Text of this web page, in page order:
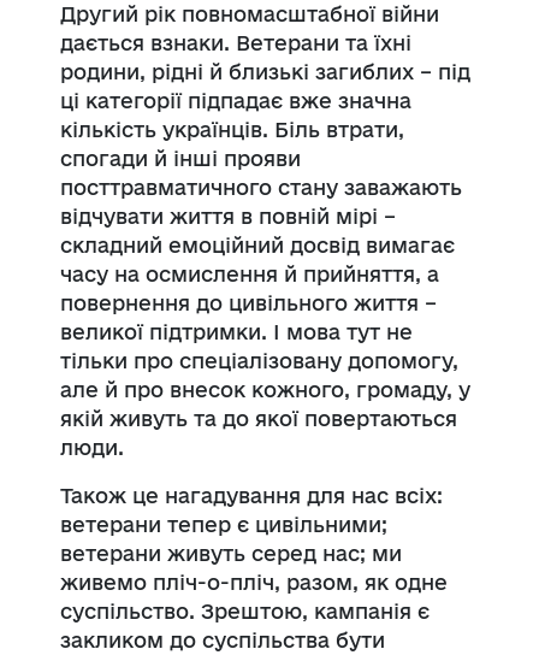
Другий рік повномасштабної війни
дається взнаки. Ветерани та їхні
родини, рідні й близькі загиблих – під
ці категорії підпадає вже значна
кількість українців. Біль втрати,
спогади й інші прояви
посттравматичного стану заважають
відчувати життя в повній мірі –
складний емоційний досвід вимагає
часу на осмислення й прийняття, а
повернення до цивільного життя –
великої підтримки. І мова тут не
тільки про спеціалізовану допомогу,
але й про внесок кожного, громаду, у
якій живуть та до якої повертаються
люди.
Також це нагадування для нас всіх:
ветерани тепер є цивільними;
ветерани живуть серед нас; ми
живемо пліч-о-пліч, разом, як одне
суспільство. Зрештою, кампанія є
закликом до суспільства бути